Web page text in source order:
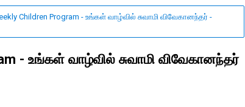
Children Program - உங்கள் வாழ்வில் சுவாமி விவேகானந்தர் -
- உங்கள் வாழ்வில் சுவாமி விவேகானந்தர்